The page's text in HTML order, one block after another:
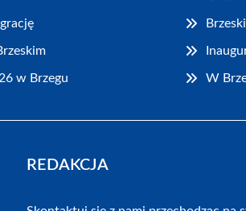
w Brzegu W
REDAKCJA